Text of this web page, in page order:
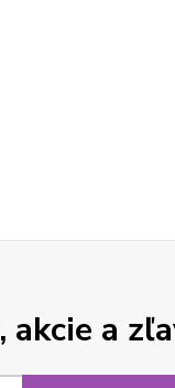
akcie a